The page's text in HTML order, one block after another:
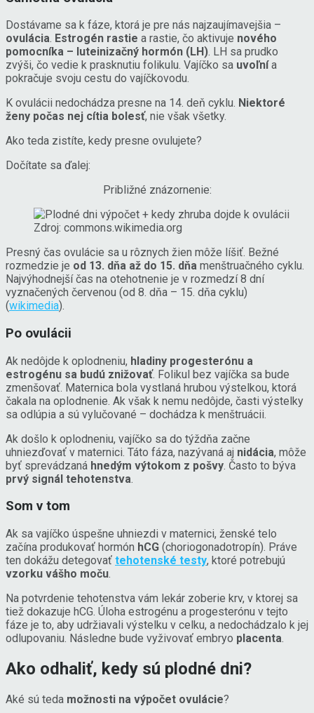
Dostávame sa k fáze, ktorá je pre nás najzaujímavejšia –
ovulácia. Estrogén rastie a rastie, čo aktivuje nového
pomocníka – luteinizačný hormón (LH). LH sa prudko
zvýši, čo vedie k prasknutiu folikulu. Vajíčko sa uvoľnía
pokračuje svoju cestu do vajíčkovodu.
K ovulácii nedochádza presne na 14. deň cyklu. Niektoré
ženy počas nej cítia bolesť, nie však všetky.
Ako teda zistíte, kedy presne ovulujete?
Dočítate sa ďalej:
Približné znázornenie:
Zdroj: commons.wikimedia.org
Presný čas ovulácie sa u rôznych žien môže líšiť. Bežné
rozmedzie je od 13. dňa až do 15. dňa menštruačného cyklu.
Najvýhodnejší čas na otehotnenie je v rozmedzí 8 dní
vyznačených červenou (od 8. dňa – 15. dňa cyklu)
(wikimedia).
Po ovulácii
Ak nedôjde k oplodneniu, hladiny progesterónu a
estrogénu sa budú znižovať. Folikul bez vajíčka sa bude
zmenšovať. Maternica bola vystlaná hrubou výstelkou, ktorá
čakala na oplodnenie. Ak však k nemu nedôjde, časti výstelky
sa odlúpia a sú vylučované – dochádza k menštruácii.
Ak došlo k oplodneniu, vajíčko sa do týždňa začne
uhniezďovať v maternici. Táto fáza, nazývaná aj nidácia, môže
byť sprevádzaná hnedým výtokom z pošvy . Často to býva
prvý signál tehotenstva
Som v tom
Ak sa vajíčko úspešne uhniezdi v maternici, ženské telo
začína produkovať hormón hCG (choriogonadotropín). Práve
ten dokážu detegovať tehotenské testy, ktoré potrebujú
vzorku vášho moču.
Na potvrdenie tehotenstva vám lekár zoberie krv, v ktorej sa
tiež dokazuje hCG. Úloha estrogénu a progesterónu v tejto
fáze je to, aby udržiavali výstelku v celku, a nedochádzalo k jej
odlupovaniu. Následne bude vyživovať embryo placenta.
Ako odhaliť, kedy sú plodné dni?
Aké sú teda možnosti na výpočet ovulácie?